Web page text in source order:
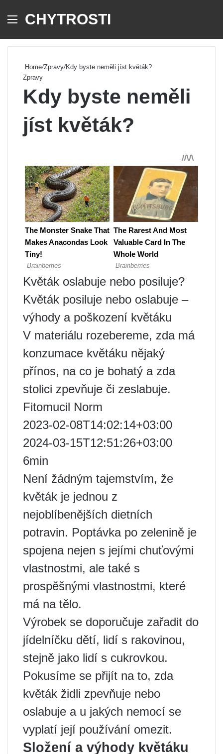
Menu
CHYTROSTI
Home/Zpravy/Kdy byste neměli jíst květák?
Zpravy
Kdy byste neměli
jíst květák?
Květák oslabuje nebo posiluje?
Květák posiluje nebo oslabuje –
výhody a poškození květáku
V materiálu rozebereme, zda má
konzumace květáku nějaký
přínos, na co je bohatý a zda
stolici zpevňuje či zeslabuje.
Fitomucil Norm
2023-02-08T14:02:14+03:00
2024-03-15T12:51:26+03:00
6min
Není žádným tajemstvím, že
květák je jednou z
nejoblíbenějších dietních
potravin. Poptávka po zelenině je
spojena nejen s jejími chuťovými
vlastnostmi, ale také s
prospěšnými vlastnostmi, které
má na tělo.
Výrobek se doporučuje zařadit do
jídelníčku dětí, lidí s rakovinou,
stejně jako lidí s cukrovkou.
Pokusíme se přijít na to, zda
květák židli zpevňuje nebo
oslabuje a u jakých nemocí se
vyplatí její používání omezit.
Složení a výhody květáku